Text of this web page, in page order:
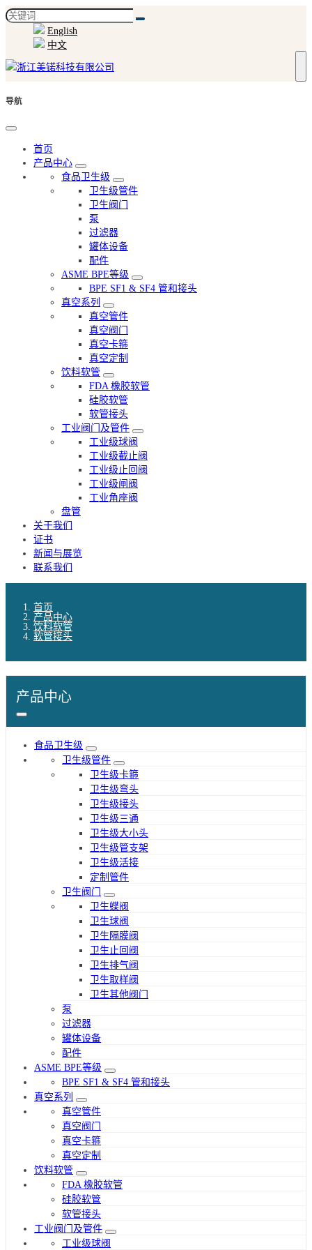
English
中文
导航
首页
产品中心
食品卫生级
卫生级管件
卫生阀门
泵
过滤器
罐体设备
配件
ASME BPE等级
BPE SF1 & SF4 管和接头
真空系列
真空管件
真空阀门
真空卡箍
真空定制
饮料软管
FDA 橡胶软管
硅胶软管
软管接头
工业阀门及管件
工业级球阀
工业级截止阀
工业级止回阀
工业级闸阀
工业角座阀
盘管
关于我们
证书
新闻与展览
联系我们
首页
产品中心
饮料软管
软管接头
产品中心
食品卫生级
卫生级管件
卫生级卡箍
卫生级弯头
卫生级接头
卫生级三通
卫生级大小头
卫生级管支架
卫生级活接
定制管件
卫生阀门
卫生蝶阀
卫生球阀
卫生隔膜阀
卫生止回阀
卫生排气阀
卫生取样阀
卫生其他阀门
泵
过滤器
罐体设备
配件
ASME BPE等级
BPE SF1 & SF4 管和接头
真空系列
真空管件
真空阀门
真空卡箍
真空定制
饮料软管
FDA 橡胶软管
硅胶软管
软管接头
工业阀门及管件
工业级球阀